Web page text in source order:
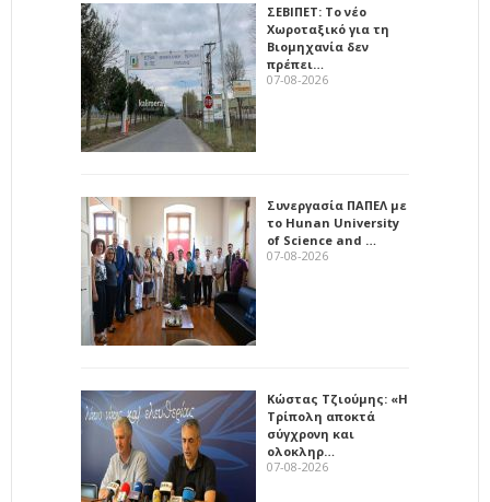
ΣΕΒΙΠΕΤ: Το νέο
Χωροταξικό για τη
Βιομηχανία δεν
πρέπει…
07-08-2026
Συνεργασία ΠΑΠΕΛ με
το Hunan University
of Science and …
07-08-2026
Κώστας Τζιούμης: «Η
Τρίπολη αποκτά
σύγχρονη και
ολοκληρ…
07-08-2026